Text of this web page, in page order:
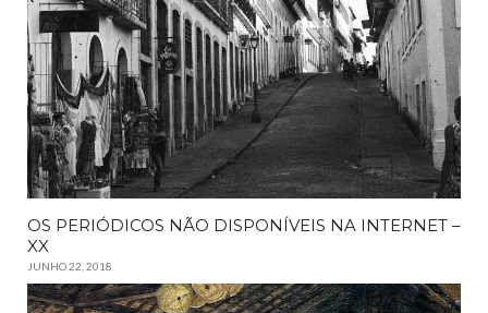
OS PERIÓDICOS NÃO DISPONÍVEIS NA INTERNET –
XX
JUNHO 22, 2018